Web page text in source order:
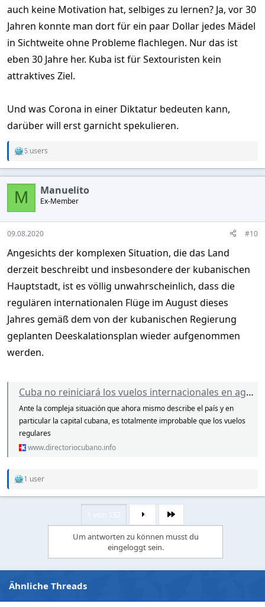
auch keine Motivation hat, selbiges zu lernen? Ja, vor 30
Jahren konnte man dort für ein paar Dollar jedes Mädel
in Sichtweite ohne Probleme flachlegen. Nur das ist
eben 30 Jahre her. Kuba ist für Sextouristen kein
attraktives Ziel.
Und was Corona in einer Diktatur bedeuten kann,
darüber will erst garnicht spekulieren.
R
c
t
o
n
s
:
6 users
M Manuelito
Ex-Member
09.08.2020 #10
Angesichts der komplexen Situation, die das Land
derzeit beschreibt und insbesondere der kubanischen
Hauptstadt, ist es völlig unwahrscheinlich, dass die
regulären internationalen Flüge im August dieses
Jahres gemäß dem von der kubanischen Regierung
geplanten Deeskalationsplan wieder aufgenommen
werden.
Cuba no reiniciará los vuelos internacionales en agosto
Ante la compleja situación que ahora mismo describe el país y en
particular la capital cubana, es totalmente improbable que los vuelos
regulares
www.directoriocubano.info
R
:
1 user
Letzte
Um antworten zu können musst du
eingeloggt sein.
Ähnliche Threads